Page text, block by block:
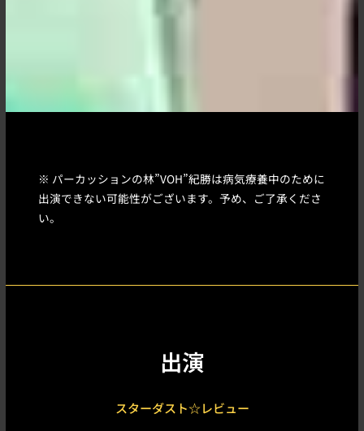
※ パーカッションの林”VOH”紀勝は病気療養中のために
出演できない可能性がございます。予め、ご了承くださ
い。
出演
スターダスト☆レビュー